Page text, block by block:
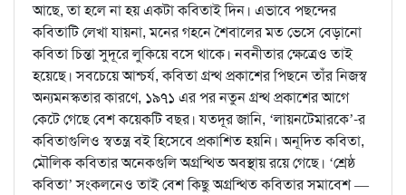
আছে, তা হলে না হয় একটা কবিতাই দিন। এভাবে পছন্দের
কবিতাটি লেখা যায়না, মনের গহনে শৈবালের মত ভেসে বেড়ানো
কবিতা চিন্তা সুদূরে লুকিয়ে বসে থাকে। নবনীতার ক্ষেত্রেও তাই
হয়েছে। সবচেয়ে আশ্চর্য, কবিতা গ্রন্থ প্রকাশের পিছনে তাঁর নিজস্ব
অন্যমনস্কতার কারণে, ১৯৭১ এর পর নতুন গ্রন্থ প্রকাশের আগে
কেটে গেছে বেশ কয়েকটি বছর। যতদূর জানি, ‘লায়নটেমারকে’-র
কবিতাগুলিও স্বতন্ত্র বই হিসেবে প্রকাশিত হয়নি। অনূদিত কবিতা,
মৌলিক কবিতার অনেকগুলি অগ্রন্থিত অবস্থায় রয়ে গেছে। ‘শ্রেষ্ঠ
কবিতা’ সংকলনেও তাই বেশ কিছু অগ্রন্থিত কবিতার সমাবেশ —